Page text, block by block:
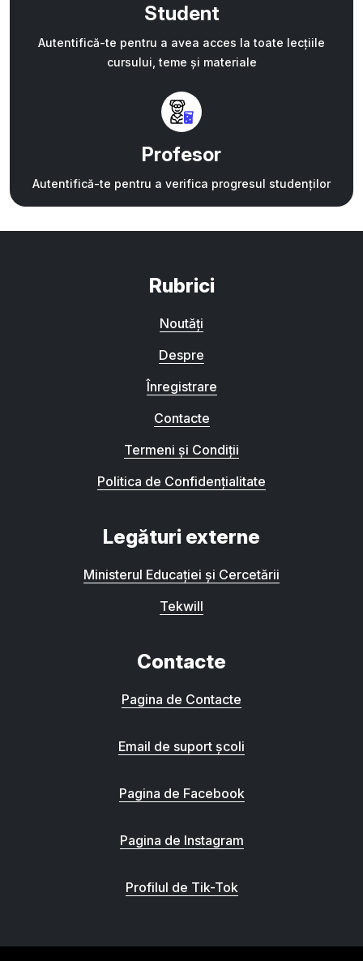
Student
Autentifică-te pentru a avea acces la toate lecțiile
cursului, teme și materiale
Profesor
Autentifică-te pentru a verifica progresul studenților
Rubrici
Noutăți
Despre
Înregistrare
Contacte
Termeni și Condiții
Politica de Confidențialitate
Legături externe
Ministerul Educației și Cercetării
Tekwill
Contacte
Pagina de Contacte
Email de suport școli
Pagina de Facebook
Pagina de Instagram
Profilul de Tik-Tok